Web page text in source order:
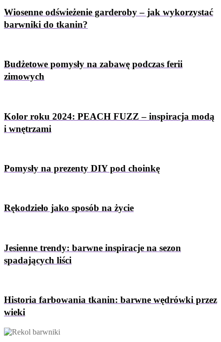
Wiosenne odświeżenie garderoby – jak wykorzystać
barwniki do tkanin?
Budżetowe pomysły na zabawę podczas ferii
zimowych
Kolor roku 2024: PEACH FUZZ – inspiracja modą
i wnętrzami
Pomysły na prezenty DIY pod choinkę
Rękodzieło jako sposób na życie
Jesienne trendy: barwne inspiracje na sezon
spadających liści
Historia farbowania tkanin: barwne wędrówki przez
wieki